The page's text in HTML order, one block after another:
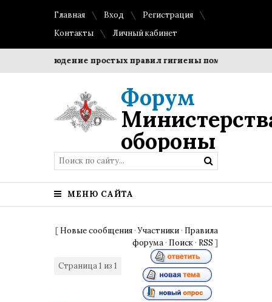
Главная Вход
Регистрация
Контакты
Личный кабинет
Соблюдение простых правил гигиены помогает
Форум
обороны
МЕНЮ САЙТА
[ Новые сообщения ·Участники · Правила
форума · Поиск · RSS ]
Страница1 из 1